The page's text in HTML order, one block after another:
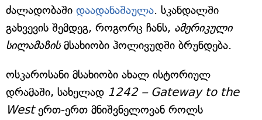
ძალადობაში დაადანაშაულა. სკანდალში
გახვევის შემდეგ, როგორც ჩანს, ამერიკული
სილამაზისმსახიობი ჰოლივუდში ბრუნდება.
ოსკაროსანი მსახიობი ახალ ისტორიულ
დრამაში, სახელად 1242 – Gateway to the
Westერთ-ერთ მნიშვნელოვან როლს